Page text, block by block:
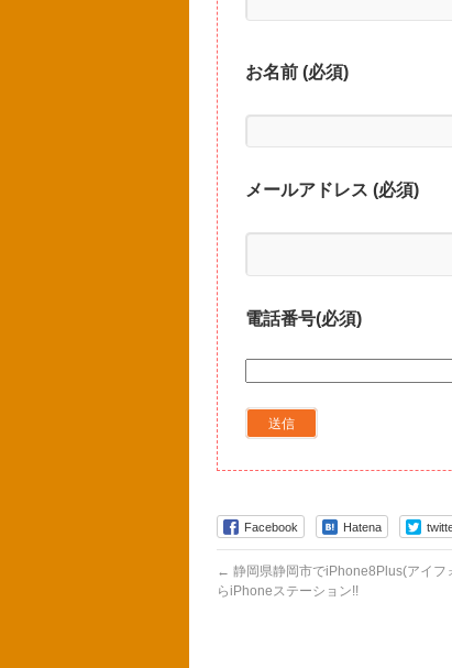
お名前 (必須)
メールアドレス (必須)
電話番号(必須)
Facebook Hatena
← 静岡県静岡市でiPhone8Plus(アイフ
らiPhoneステーション!!